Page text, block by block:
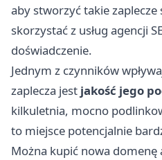
aby stworzyć takie
skorzystać z usług agencji
doświadczenie.
Jednym z czynników
zaplecza jest jakość jego
kilkuletnia, mocno
to miejsce potencjalnie
Można kupić nowa domenę